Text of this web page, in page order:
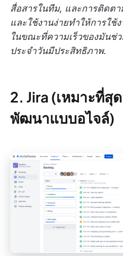
สื่อสารในทีม, และการติดต
และใช้งานง่ายทำให้การใช้
ในขณะที่ความเร็วของมันช่
ประจำวันมีประสิทธิภาพ.
2. Jira (เหมาะที่สุ
พัฒนาแบบอไจล์)